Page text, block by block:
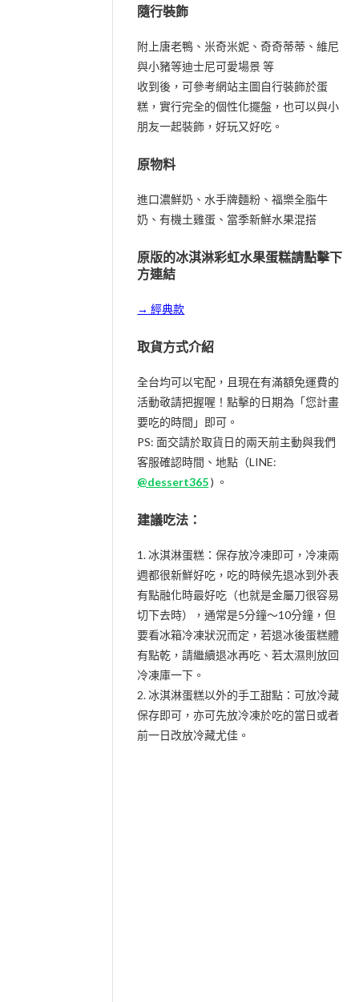
隨行裝飾
附上唐老鴨、米奇米妮、奇奇蒂蒂、維尼
與小豬等迪士尼可愛場景 等
收到後，可參考網站主圖自行裝飾於蛋
糕，實行完全的個性化擺盤，也可以與小
朋友一起裝飾，好玩又好吃。
原物料
進口濃鮮奶、水手牌麵粉、福樂全脂牛
奶、有機土雞蛋、當季新鮮水果混搭
原版的冰淇淋彩虹水果蛋糕請點擊下
方連結
→ 經典款
取貨方式介紹
全台均可以宅配，且現在有滿額免運費的
活動敬請把握喔！點擊的日期為「您計畫
要吃的時間」即可。
PS: 面交請於取貨日的兩天前主動與我們
客服確認時間、地點（LINE:
@dessert365) 。
建議吃法：
1. 冰淇淋蛋糕：保存放冷凍即可，冷凍兩
週都很新鮮好吃，吃的時候先退冰到外表
有點融化時最好吃（也就是金屬刀很容易
切下去時），通常是5分鐘～10分鐘，但
要看冰箱冷凍狀況而定，若退冰後蛋糕體
有點乾，請繼續退冰再吃、若太濕則放回
冷凍庫一下。
2. 冰淇淋蛋糕以外的手工甜點：可放冷藏
保存即可，亦可先放冷凍於吃的當日或者
前一日改放冷藏尤佳。